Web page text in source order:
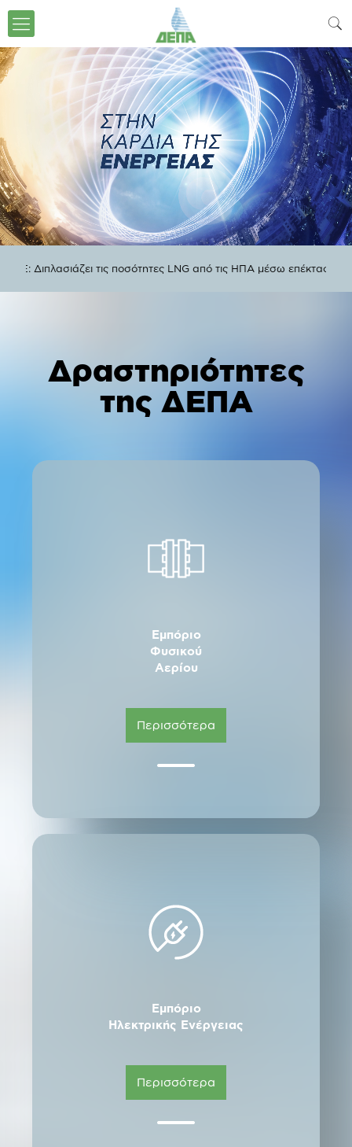
τις ποσότητες LNG από τις ΗΠΑ μέσω επέκτασης της
Δραστηριότητες
της ΔΕΠΑ
Εμπόριο
Φυσικού
Αερίου
Περισσότερα
Εμπόριο
Ηλεκτρικής Ενέργειας
Περισσότερα